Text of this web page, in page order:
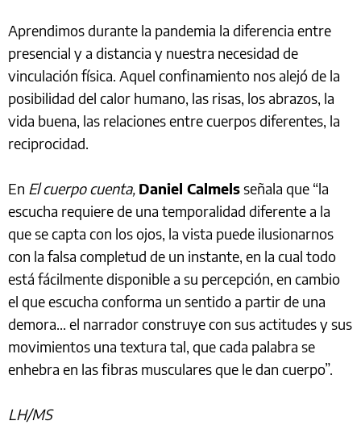
Aprendimos durante la pandemia la diferencia entre
presencial y a distancia y nuestra necesidad de
vinculación física. Aquel confinamiento nos alejó de la
posibilidad del calor humano, las risas, los abrazos, la
vida buena, las relaciones entre cuerpos diferentes, la
reciprocidad.
En El cuerpo cuenta, Daniel Calmelsseñala que “la
escucha requiere de una temporalidad diferente a la
que se capta con los ojos, la vista puede ilusionarnos
con la falsa completud de un instante, en la cual todo
está fácilmente disponible a su percepción, en cambio
el que escucha conforma un sentido a partir de una
demora... el narrador construye con sus actitudes y sus
movimientos una textura tal, que cada palabra se
enhebra en las fibras musculares que le dan cuerpo”.
LH/MS